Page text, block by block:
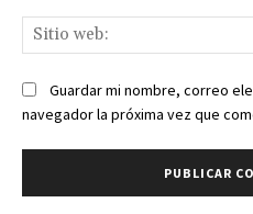
Guardar mi nombre, correo
navegador la próxima vez que